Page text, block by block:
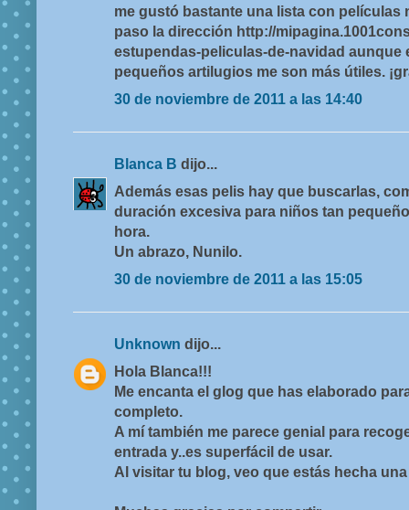
me gustó bastante una lista con películas
paso la dirección http://
estupendas-peliculas-de-navidad aunque
pequeños artilugios me son más útiles.
30 de noviembre de 2011 a las 14:40
Blanca B dijo...
Además esas pelis hay que buscarlas,
duración excesiva para niños tan
hora.
Un abrazo, Nunilo.
30 de noviembre de 2011 a las 15:05
Unknown dijo...
Hola Blanca!!!
Me encanta el glog que has elaborado
completo.
A mí también me parece genial para
entrada y..es superfácil de usar.
Al visitar tu blog, veo que estás hecha